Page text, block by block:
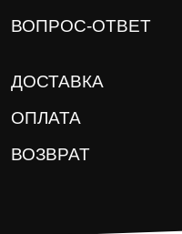
ВОПРОС-ОТВЕТ
ДОСТАВКА
ОПЛАТА
ВОЗВРАТ